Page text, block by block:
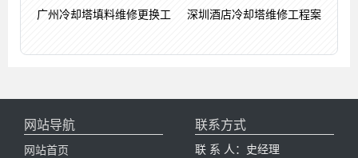
广州冷却塔填料维修更换工 深圳酒店冷却塔维修工程案
网站导航
网站首页
联系方式
联 系 人：史经理